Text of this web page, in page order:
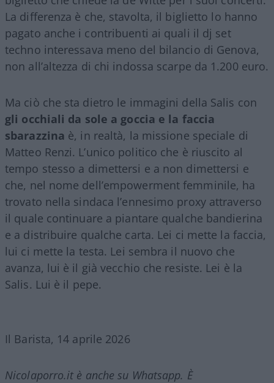
La differenza è che, stavolta, il biglietto lo hanno
pagato anche i contribuenti ai quali il dj set
techno interessava meno del bilancio di Genova,
non all’altezza di chi indossa scarpe da 1.200 euro.
Ma ciò che sta dietro le immagini della Salis con
gli occhiali da sole a goccia e la faccia
sbarazzina è, in realtà, la missione speciale di
Matteo Renzi. L’unico politico che è riuscito al
tempo stesso a dimettersi e a non dimettersi e
che, nel nome dell’empowerment femminile, ha
trovato nella sindaca l’ennesimo proxy attraverso
il quale continuare a piantare qualche bandierina
e a distribuire qualche carta. Lei ci mette la faccia,
lui ci mette la testa. Lei sembra il nuovo che
avanza, lui è il già vecchio che resiste. Lei è la
Salis. Lui è il pepe.
Il Barista, 14 aprile 2026
Nicolaporro.it è anche su Whatsapp. È